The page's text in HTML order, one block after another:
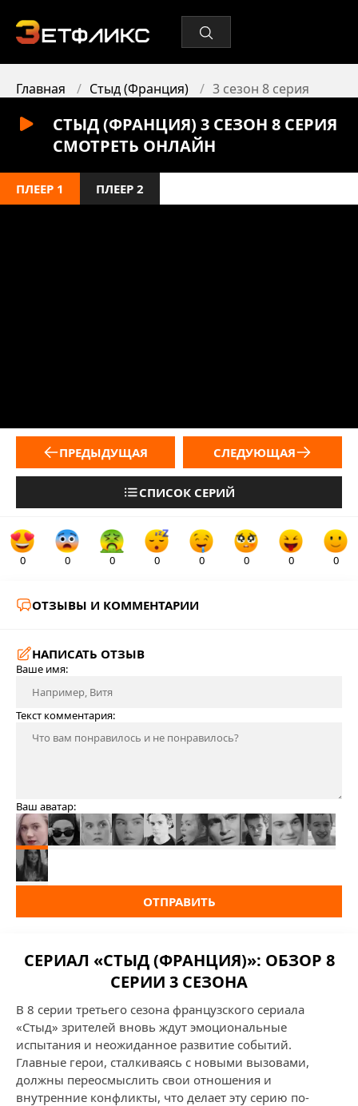
Главная Стыд (Франция) 3 сезон 8 серия
СТЫД (ФРАНЦИЯ) 3 СЕЗОН 8 СЕРИЯ
СМОТРЕТЬ ОНЛАЙН
ПЛЕЕР 1 ПЛЕЕР 2
ПРЕДЫДУЩАЯ
СПИСОК СЕРИЙ
СЛЕДУЮЩАЯ
0 0 0 0 0 0 0 0
ОТЗЫВЫ И КОММЕНТАРИИ
НАПИСАТЬ ОТЗЫВ
Ваше имя:
Текст комментария:
Ваш аватар:
ОТПРАВИТЬ
СЕРИАЛ «СТЫД (ФРАНЦИЯ)»: ОБЗОР 8
СЕРИИ 3 СЕЗОНА
В 8 серии третьего сезона французского сериала
«Стыд» зрителей вновь ждут эмоциональные
испытания и неожиданное развитие событий.
Главные герои, сталкиваясь с новыми вызовами,
должны переосмыслить свои отношения и
внутренние конфликты, что делает эту серию по-